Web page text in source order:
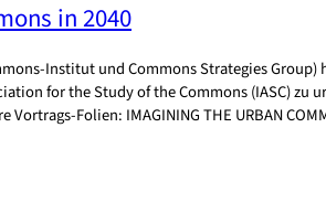
in 2040
Institut und Commons Strategies
for the Study of the Commons (IASC) zu
Vortrags-Folien: IMAGINING THE URBAN